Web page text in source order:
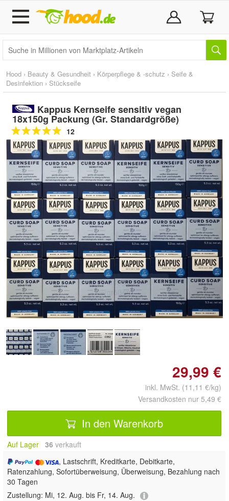
Hood › Beauty & Gesundheit › Körperpflege & -schutz › Seife &
Desinfektion › Stückseife
Kappus Kernseife sensitiv vegan
18x150g Packung (Gr. Standardgröße)
12
Doppelt antippen zum
vergrößern
29,99 €
inkl. MwSt. (11,11 €/kg)
Versandkosten nur 5,49 €
In den Warenkorb
Auf Lager 36 verkauft
, Lastschrift, Kreditkarte, Debitkarte,
Ratenzahlung, Sofortüberweisung, Überweisung, Bezahlung nach
30 Tagen
Zustellung: Mi, 12. Aug. bis Fr, 14. Aug.